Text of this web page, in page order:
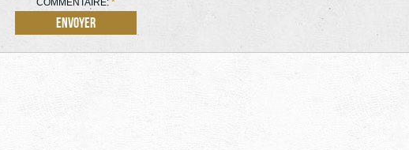
COMMENTAIRE: *
Envoyer